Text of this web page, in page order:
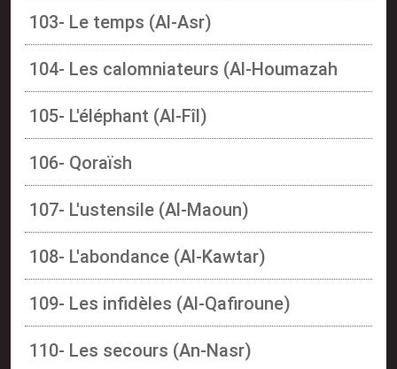
103- Le temps (Al-Asr)
104- Les calomniateurs (Al-Houmazah
105- L'éléphant (Al-Fîl)
106- Qoraïsh
107- L'ustensile (Al-Maoun)
108- L'abondance (Al-Kawtar)
109- Les infidèles (Al-Qafiroune)
110- Les secours (An-Nasr)